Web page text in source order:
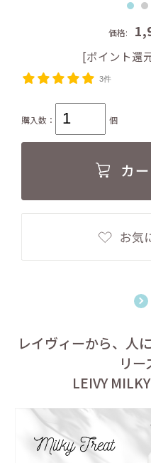
価格:
[ポイント還
3件
購入数： 個
レイヴィーから、人
リ
LEIVY